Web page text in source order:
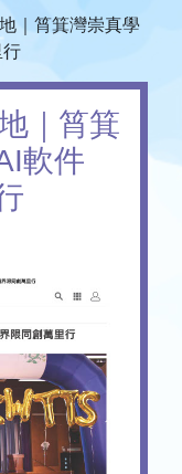
｜筲箕灣崇真學
｜筲箕
軟件